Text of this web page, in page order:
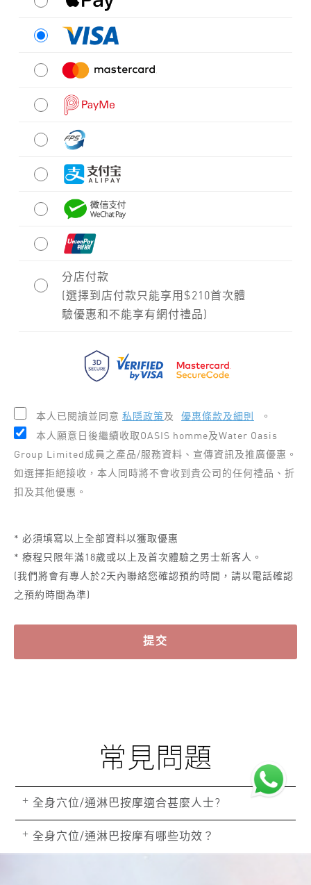
分店付款
(選擇到店付款只能享用$210首次體
驗優惠和不能享有網付禮品)
本人已閱讀並同意 私隱政策 及 優惠條款及細則
。
本人願意日後繼續收取OASIS homme及Water Oasis
Group Limited成員之產品/服務資料、宣傳資訊及推廣優惠。
如選擇拒絕接收，本人同時將不會收到貴公司的任何禮品、折
扣及其他優惠。
* 必須填寫以上全部資料以獲取優惠
* 療程只限年滿18歲或以上及首次體驗之男士新客人。
(我們將會有專人於2天內聯絡您確認預約時間，請以電話確認
之預約時間為準)
提交
常見問題
+ 全身穴位/通淋巴按摩適合甚麼人士?
+ 全身穴位/通淋巴按摩有哪些功效？